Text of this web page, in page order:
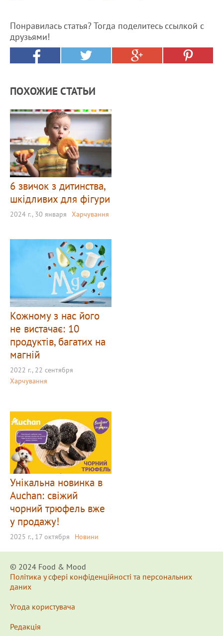
Понравилась статья? Тогда поделитесь ссылкой с
друзьями!
ПОХОЖИЕ СТАТЬИ
6 звичок з дитинства,
шкідливих для фігури
2024 г., 30 января Харчування
Кожному з нас його
не вистачає: 10
продуктів, багатих на
магній
2022 г., 22 сентября
Харчування
Унікальна новинка в
Auchan: свіжий
чорний трюфель вже
у продажу!
2025 г., 17 октября Новини
© 2024 Food & Мood
Політика у сфері конфіденційності та персональних
даних
Угода користувача
Редакція